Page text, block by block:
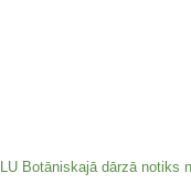
LU Botāniskajā dārzā notiks